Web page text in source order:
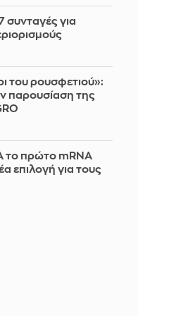
συνταγές για
του ρουσφετιού»:
παρουσίαση της
το πρώτο mRNA
επιλογή για τους